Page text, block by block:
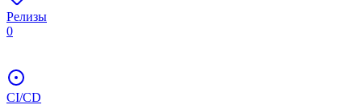
Релизы
0
CI/CD